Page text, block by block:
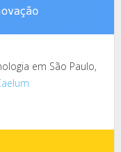
em São Paulo,